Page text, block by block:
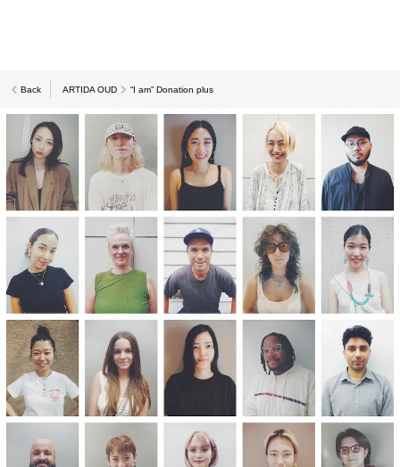
Back ARTIDA OUD “I am” Donation plus